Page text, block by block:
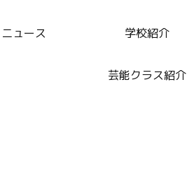
ニュース 学校紹介
芸能クラス紹介